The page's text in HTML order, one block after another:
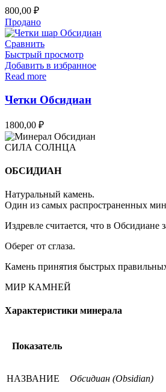
800,00 ₽
Продано
Сравнить
Быстрый просмотр
Добавить в избранное
Read more
Четки Обсидиан
1800,00 ₽
СИЛА СОЛНЦА
ОБСИДИАН
Натуральный камень.
Один из самых распространенных
Издревле считается, что в
Оберег от сглаза.
Камень принятия быстрых
МИР КАМНЕЙ
Характеристики минерала
Показатель
НАЗВАНИЕ Обсидиан (Obsidian)